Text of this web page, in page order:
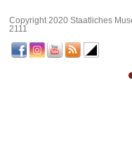
Copyright 2020 Staatliches
2111